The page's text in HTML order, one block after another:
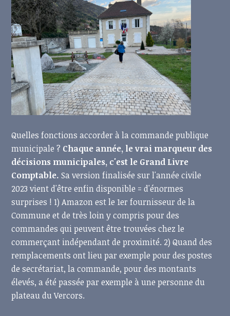
Quelles fonctions accorder à la commande publique
municipale ? Chaque année, le vrai marqueur des
décisions municipales, c'est le Grand Livre
Comptable. Sa version finalisée sur l'année civile
2023 vient d'être enfin disponible = d'énormes
surprises ! 1) Amazon est le 1er fournisseur de la
Commune et de très loin y compris pour des
commandes qui peuvent être trouvées chez le
commerçant indépendant de proximité. 2) Quand des
remplacements ont lieu par exemple pour des postes
de secrétariat, la commande, pour des montants
élevés, a été passée par exemple à une personne du
plateau du Vercors.